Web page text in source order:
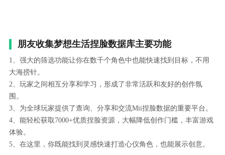
朋友收集梦想生活捏脸数据库主要功能
1、强大的筛选功能让你在数千个角色中也能快速找到目标，不用
大海捞针。
2、玩家之间相互分享和学习，形成了非常活跃和友好的创作氛
围。
3、为全球玩家提供了查询、分享和交流Mii捏脸数据的重要平台。
4、能轻松获取7000+优质捏脸资源，大幅降低创作门槛，丰富游戏
体验。
5、在这里，你既能找到灵感快速打造心仪角色，也能展示创意。